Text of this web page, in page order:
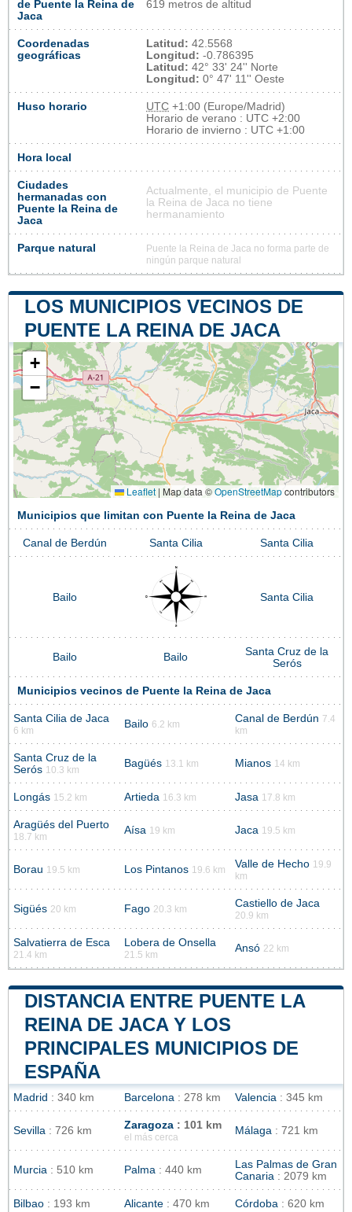
de Puente la Reina de
Jaca
619 metros de altitud
Coordenadas
geográficas
Latitud: 42.5568
Longitud: -0.786395
Latitud: 42° 33' 24'' Norte
Longitud: 0° 47' 11'' Oeste
Huso horario UTC +1:00 (Europe/Madrid)
Horario de verano : UTC +2:00
Horario de invierno : UTC +1:00
Hora local
Ciudades
hermanadas con
Puente la Reina de
Jaca
Actualmente, el municipio de Puente
la Reina de Jaca no tiene
hermanamiento
Parque natural
Puente la Reina de Jaca no forma parte de
ningún parque natural
LOS MUNICIPIOS VECINOS DE
PUENTE LA REINA DE JACA
+
−
Leaflet | Map data ©OpenStreetMapcontributors
Municipios que limitan con Puente la Reina de Jaca
Canal de Berdún Santa Cilia Santa Cilia
Bailo Santa Cilia
Bailo Bailo
Santa Cruz de la
Serós
Municipios vecinos de Puente la Reina de Jaca
Santa Cilia de Jaca
6 km
Bailo 6.2 km Canal de Berdún 7.4
km
Santa Cruz de la
Serós 10.3 km
Bagüés 13.1 km Mianos 14 km
Longás 15.2 km Artieda 16.3 km Jasa 17.8 km
Aragüés del Puerto
18.7 km
Aísa 19 km Jaca 19.5 km
Borau 19.5 km Los Pintanos 19.6 km Valle de Hecho 19.9
km
Sigüés 20 km Fago 20.3 km Castiello de Jaca
20.9 km
Salvatierra de Esca
21.4 km
Lobera de Onsella
21.5 km
Ansó 22 km
DISTANCIA ENTRE PUENTE LA
REINA DE JACA Y LOS
PRINCIPALES MUNICIPIOS DE
ESPAÑA
Madrid : 340 km Barcelona : 278 km Valencia : 345 km
Sevilla : 726 km Zaragoza : 101 km
el más cerca
Málaga : 721 km
Murcia : 510 km Palma : 440 km
Las Palmas de Gran
Canaria : 2079 km
Bilbao : 193 km Alicante : 470 km Córdoba : 620 km